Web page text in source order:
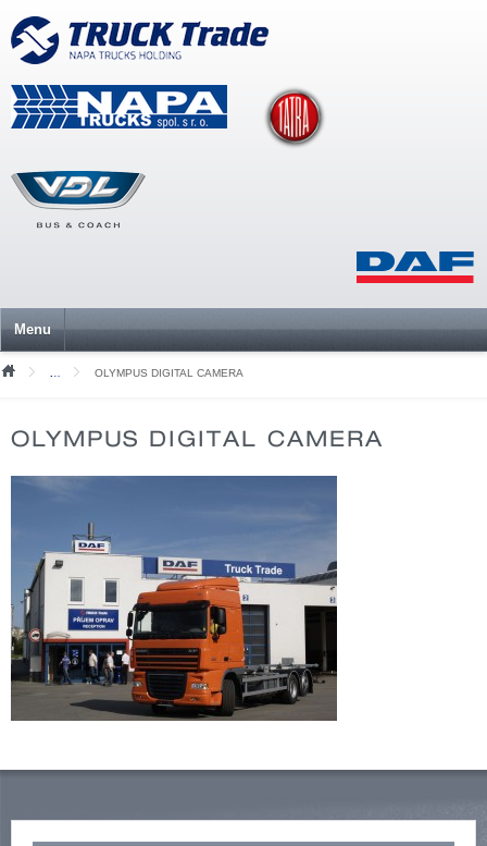
Menu
NezařazenéOLYMPUS DIGITAL CAMERA
OLYMPUS DIGITAL CAMERA